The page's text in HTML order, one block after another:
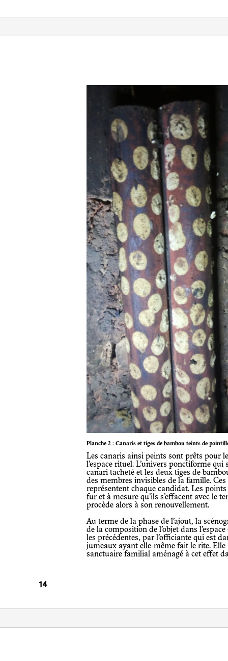
Planche 2 : Canaris et tiges de bambou teints de
Les canaris ainsi peints sont prêts pour leur mise en scène définitive dans
l’espace rituel. L’univers ponctiforme qui
canari tacheté et les deux tiges de
des membres invisibles de la famille.
représentent chaque candidat. Les
fur et à mesure qu’ils s’effacent avec le
procède alors à son renouvellement.
Au terme de la phase de l’ajout, la scénographie est importante. Elle est la phase
de la composition de l’objet dans l’espace
les précédentes, par l’officiante qui est
jumeaux ayant elle-même fait le rite.
sanctuaire familial aménagé à cet effet